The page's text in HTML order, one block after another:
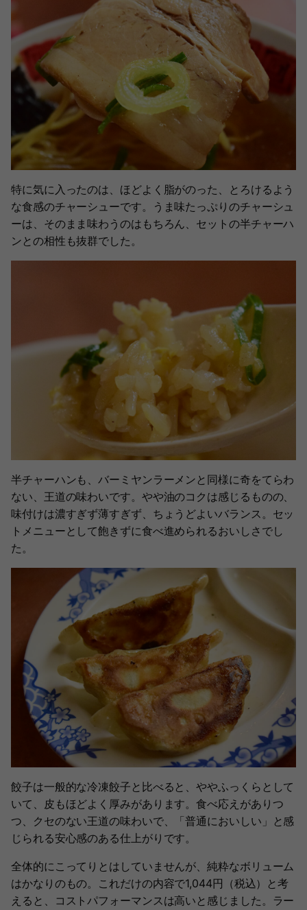
特に気に入ったのは、ほどよく脂がのった、とろけるよう
な食感のチャーシューです。うま味たっぷりのチャーシュ
ーは、そのまま味わうのはもちろん、セットの半チャーハ
ンとの相性も抜群でした。
半チャーハンも、バーミヤンラーメンと同様に奇をてらわ
ない、王道の味わいです。やや油のコクは感じるものの、
味付けは濃すぎず薄すぎず、ちょうどよいバランス。セッ
トメニューとして飽きずに食べ進められるおいしさでし
た。
餃子は一般的な冷凍餃子と比べると、ややふっくらとして
いて、皮もほどよく厚みがあります。食べ応えがありつ
つ、クセのない王道の味わいで、「普通においしい」と感
じられる安心感のある仕上がりです。
全体的にこってりとはしていませんが、純粋なボリューム
はかなりのもの。これだけの内容で1,044円（税込）と考
えると、コストパフォーマンスは高いと感じました。ラー